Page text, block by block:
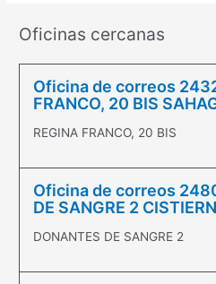
Oficinas cercanas
Oficina de correos
FRANCO, 20 BIS
REGINA FRANCO, 20 BIS
Oficina de correos
DE SANGRE 2
DONANTES DE SANGRE 2